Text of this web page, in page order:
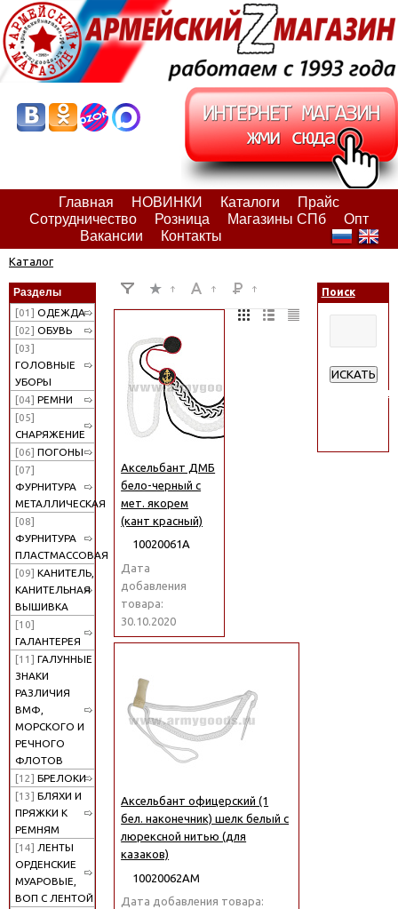
Главная НОВИНКИ Каталоги
Прайс
Сотрудничество
Розница Магазины СПб
Опт
Вакансии
Контакты
Каталог
Разделы
[01] ОДЕЖДА
[02] ОБУВЬ
[03]
ГОЛОВНЫЕ
УБОРЫ
[04] РЕМНИ
[05]
СНАРЯЖЕНИЕ
[06] ПОГОНЫ
[07]
ФУРНИТУРА
МЕТАЛЛИЧЕСКАЯ
[08]
ФУРНИТУРА
ПЛАСТМАССОВАЯ
[09] КАНИТЕЛЬ,
КАНИТЕЛЬНАЯ
ВЫШИВКА
[10]
ГАЛАНТЕРЕЯ
[11] ГАЛУННЫЕ
ЗНАКИ
РАЗЛИЧИЯ
ВМФ,
МОРСКОГО И
РЕЧНОГО
ФЛОТОВ
[12] БРЕЛОКИ
[13] БЛЯХИ И
ПРЯЖКИ К
РЕМНЯМ
[14] ЛЕНТЫ
ОРДЕНСКИЕ
МУАРОВЫЕ,
ВОП С ЛЕНТОЙ
Аксельбант ДМБ
бело-черный с
мет. якорем
(кант красный)
10020061А
Дата
добавления
товара:
30.10.2020
Аксельбант офицерский (1
бел. наконечник) шелк белый с
люрексной нитью (для
казаков)
10020062АМ
Дата добавления товара:
Поиск
ИСКАТЬ